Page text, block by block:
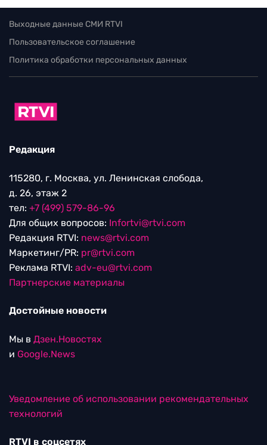
Выходные данные СМИ RTVI
Пользовательское соглашение
Политика обработки персональных данных
Редакция
115280, г. Москва, ул. Ленинская слобода,
д. 26, этаж 2
тел: +7 (499) 579-86-96
Для общих вопросов: Infortvi@rtvi.com
Редакция RTVI: news@rtvi.com
Маркетинг/PR: pr@rtvi.com
Реклама RTVI: adv-eu@rtvi.com
Партнерские материалы
Достойные новости
Мы в Дзен.Новостях
и Google.News
Уведомление об использовании рекомендательных
технологий
RTVI в соцсетях